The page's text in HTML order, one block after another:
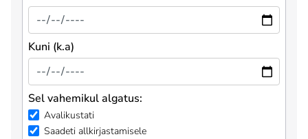
Kuni (k.a)
Sel vahemikul algatus:
Avalikustati
Saadeti allkirjastamisele